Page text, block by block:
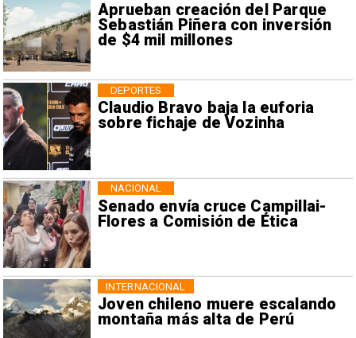
Aprueban creación del Parque
Sebastián Piñera con inversión
de $4 mil millones
Claudio Bravo baja la euforia
sobre fichaje de Vozinha
DEPORTES
Senado envía cruce Campillai-
Flores a Comisión de Ética
NACIONAL
Joven chileno muere escalando
montaña más alta de Perú
INTERNACIONAL